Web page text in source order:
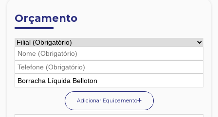
Orçamento
Adicionar Equipamento